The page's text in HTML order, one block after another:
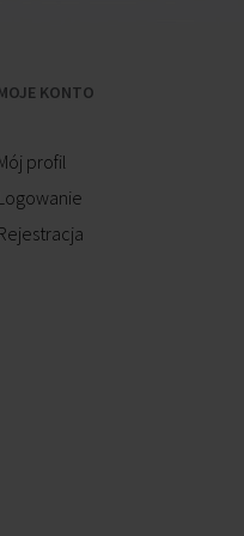
KONTO
profil